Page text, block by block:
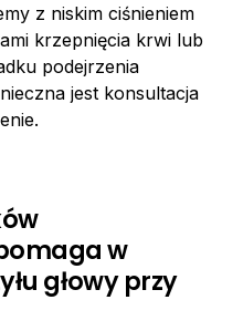
z niskim ciśnieniem
krzepnięcia krwi lub
podejrzenia
jest konsultacja
w
głowy przy